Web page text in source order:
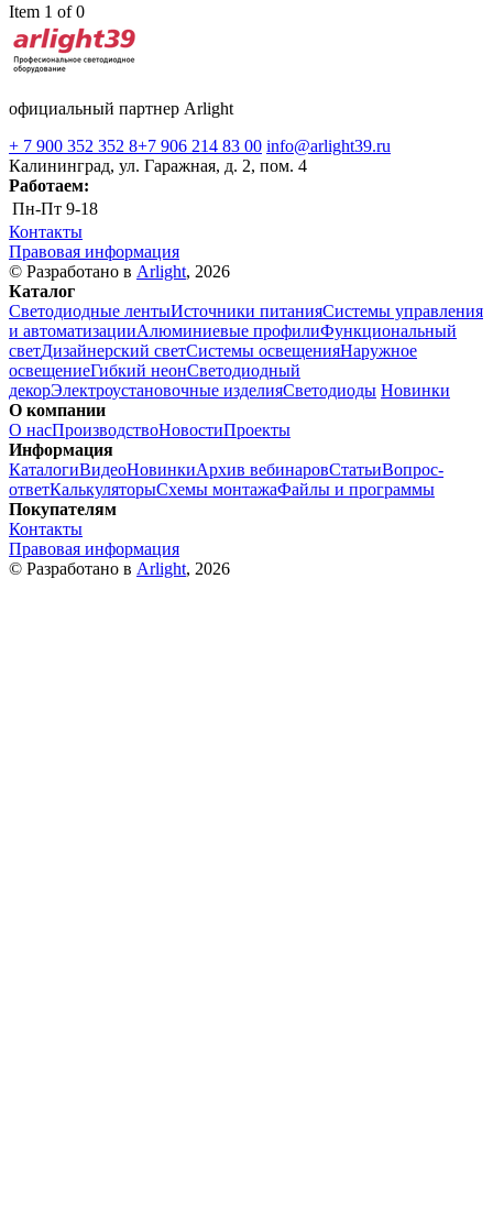
Item 1 of 0
официальный партнер Arlight
+ 7 900 352 352 8+7 906 214 83 00 info@arlight39.ru
Калининград, ул. Гаражная, д. 2, пом. 4
Работаем:
Пн-Пт 9-18
Контакты
Правовая информация
© Разработано в Arlight, 2026
Каталог
Светодиодные лентыИсточники питанияСистемы управления
и автоматизацииАлюминиевые профилиФункциональный
светДизайнерский светСистемы освещенияНаружное
освещениеГибкий неонСветодиодный
декорЭлектроустановочные изделияСветодиоды Новинки
О компании
О насПроизводствоНовостиПроекты
Информация
КаталогиВидеоНовинкиАрхив вебинаровСтатьиВопрос-
ответКалькуляторыСхемы монтажаФайлы и программы
Покупателям
Контакты
Правовая информация
© Разработано в Arlight, 2026